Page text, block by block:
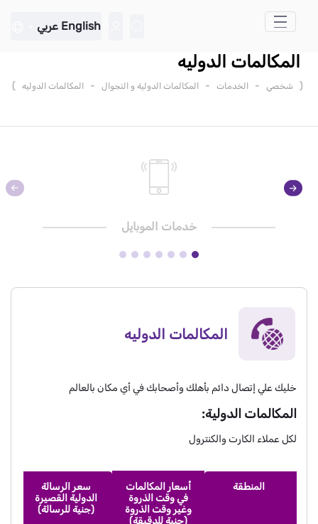
تخطي إلى المحتوى الرئيسي
English عربي
المكالمات الدوليه
( شخصي - الخدمات - المكالمات الدولية و التجوال - المكالمات الدوليه )
خدمات الموبايل
المكالمات الدوليه
خليك علي إتصال دائم بأهلك وأصحابك في أي مكان بالعالم
المكالمات الدولية:
لكل عملاء الكارت والكنترول
المنطقة
أسعار المكالمات
في وقت الذروة
وغير وقت الذروة
(جنية للدقيقة)
سعر الرسالة
الدولية القصيرة
(جنية للرسالة)